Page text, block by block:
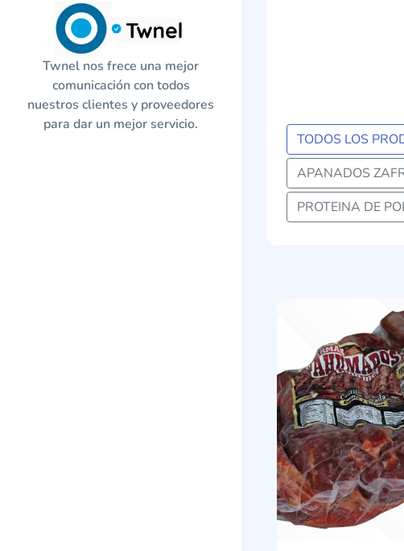
Twnel nos frece una mejor
comunicación con todos
nuestros clientes y proveedores
para dar un mejor servicio.
TODOS LOS
APANADOS
PROTEINA DE